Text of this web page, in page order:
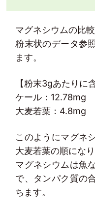
マグネシウムの比
粉末状のデータ参
ます。
【粉末3gあたりに
ケール：12.78mg
大麦若葉：4.8mg
このようにマグネ
大麦若葉の順になり
マグネシウムは魚
で、タンパク質の
ちます。